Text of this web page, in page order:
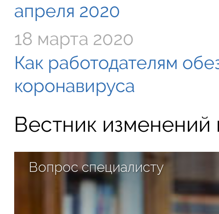
апреля 2020
18 марта 2020
Как работодателям
коронавируса
Вестник изменений
Вопрос специалисту